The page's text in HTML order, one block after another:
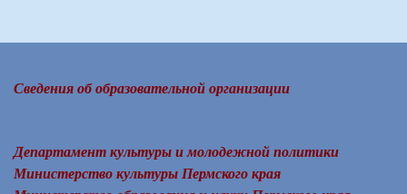
Сведения об образовательной организации
Департамент культуры и молодежной политики
Министерство культуры Пермского края